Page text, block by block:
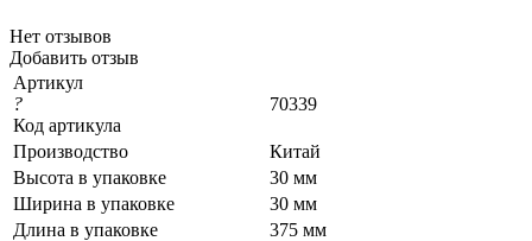
Нет отзывов
Добавить отзыв
Артикул
?
Код артикула
70339
Производство
Китай
Высота в упаковке
30 мм
Ширина в упаковке
30 мм
Длина в упаковке
375 мм